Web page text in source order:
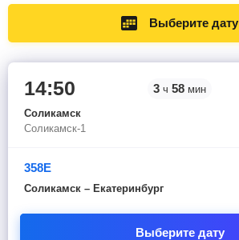
Выберите дату
14:50
Соликамск
Соликамск-1
3 ч 58 мин
358Е
Соликамск – Екатеринбург
Выберите дату